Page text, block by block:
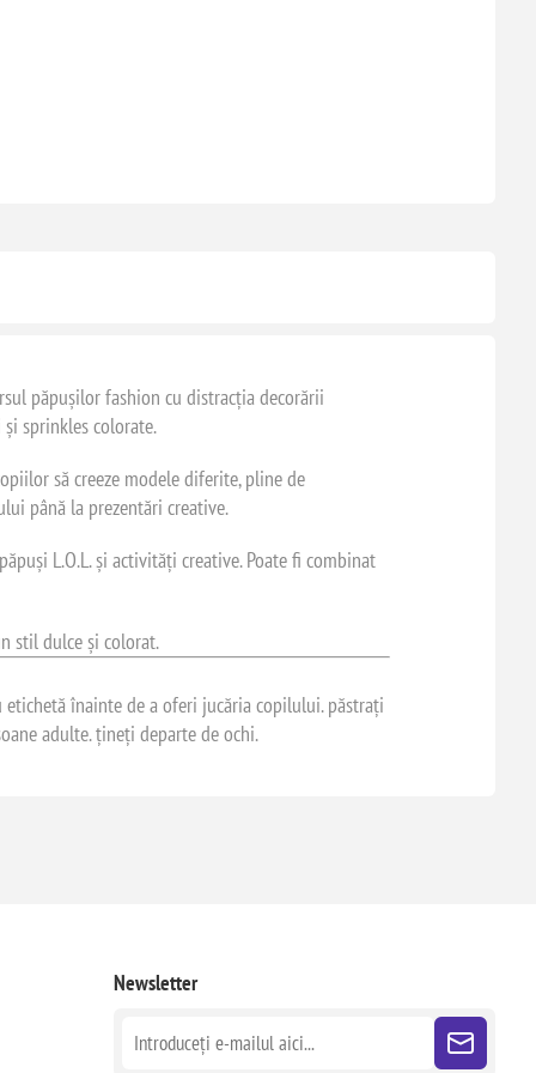
păpușilor fashion cu distracția decorării
sprinkles colorate.
să creeze modele diferite, pline de
până la prezentări creative.
L.O.L. și activități creative. Poate fi combinat
stil dulce și colorat.
înainte de a oferi jucăria copilului. păstrați
adulte. țineți departe de ochi.
Newsletter